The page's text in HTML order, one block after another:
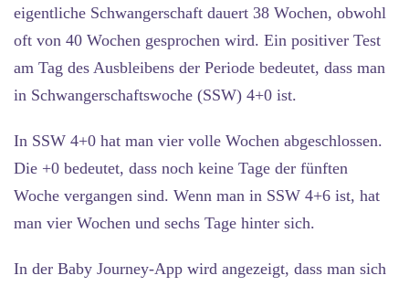
eigentliche Schwangerschaft dauert 38 Wochen, obwohl
oft von 40 Wochen gesprochen wird. Ein positiver Test
am Tag des Ausbleibens der Periode bedeutet, dass man
in Schwangerschaftswoche (SSW) 4+0 ist.
In SSW 4+0 hat man vier volle Wochen abgeschlossen.
Die +0 bedeutet, dass noch keine Tage der fünften
Woche vergangen sind. Wenn man in SSW 4+6 ist, hat
man vier Wochen und sechs Tage hinter sich.
In der Baby Journey-App wird angezeigt, dass man sich